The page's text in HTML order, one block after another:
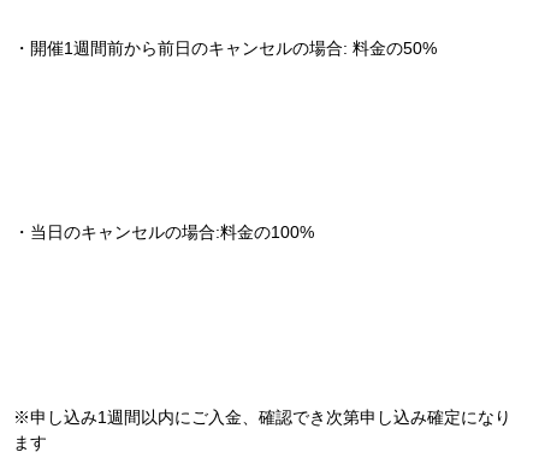
・開催1週間前から前日のキャンセルの場合: 料金の50%
・当日のキャンセルの場合:料金の100%
※申し込み1週間以内にご入金、確認でき次第申し込み確定になり
ます